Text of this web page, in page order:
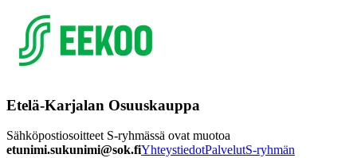
Etelä-Karjalan Osuuskauppa
Sähköpostiosoitteet S-ryhmässä ovat muotoa
etunimi.sukunimi@sok.fiYhteystiedotPalvelutS-ryhmän